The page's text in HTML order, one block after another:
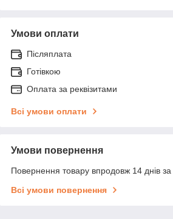
Умови оплати
Післяплата
Готівкою
Оплата за реквізитами
Всі умови оплати
Умови повернення
Повернення товару впродовж 14 днів
Всі умови повернення